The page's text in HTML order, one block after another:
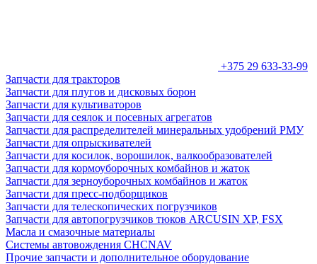
+375 29 633-33-99
Запчасти для тракторов
Запчасти для плугов и дисковых борон
Запчасти для культиваторов
Запчасти для сеялок и посевных агрегатов
Запчасти для распределителей минеральных удобрений РМУ
Запчасти для опрыскивателей
Запчасти для косилок, ворошилок, валкообразователей
Запчасти для кормоуборочных комбайнов и жаток
Запчасти для зерноуборочных комбайнов и жаток
Запчасти для пресс-подборщиков
Запчасти для телескопических погрузчиков
Запчасти для автопогрузчиков тюков ARCUSIN XP, FSX
Масла и смазочные материалы
Системы автовождения CHCNAV
Прочие запчасти и дополнительное оборудование